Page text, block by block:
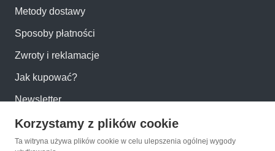
Metody dostawy
Sposoby płatności
Zwroty i reklamacje
Jak kupować?
Newsletter
Konto
Korzystamy z plików cookie
Ta witryna używa plików cookie w celu ulepszenia ogólnej wygody